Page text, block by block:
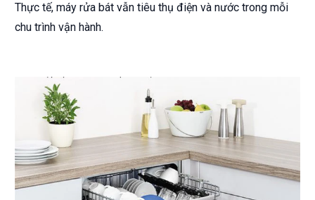
Thực tế, máy rửa bát vẫn tiêu thụ điện và nước trong mỗi
chu trình vận hành.